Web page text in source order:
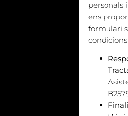
personals
ens
formulari